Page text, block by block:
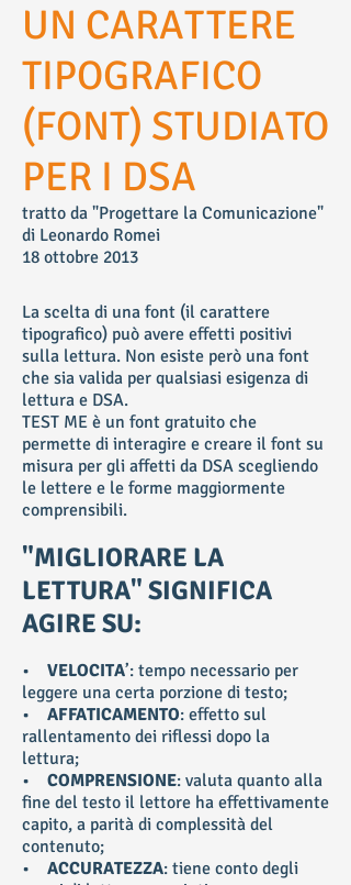
UN CARATTERE
TIPOGRAFICO
(FONT) STUDIATO
PER I DSA
tratto da "Progettare la Comunicazione"
di Leonardo Romei
18 ottobre 2013
La scelta di una font (il carattere
tipografico) può avere effetti positivi
sulla lettura. Non esiste però una font
che sia valida per qualsiasi esigenza di
lettura e DSA.
TEST ME è un font gratuito che
permette di interagire e creare il font su
misura per gli affetti da DSA scegliendo
le lettere e le forme maggiormente
comprensibili.
"MIGLIORARE LA
LETTURA" SIGNIFICA
AGIRE SU:
• VELOCITA’: tempo necessario per
leggere una certa porzione di testo;
• AFFATICAMENTO: effetto sul
rallentamento dei riflessi dopo la
lettura;
• COMPRENSIONE: valuta quanto alla
fine del testo il lettore ha effettivamente
capito, a parità di complessità del
contenuto;
• ACCURATEZZA: tiene conto degli